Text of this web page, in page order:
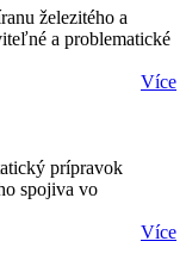
železitého a
a problematické
Více
prípravok
spojiva vo
Více